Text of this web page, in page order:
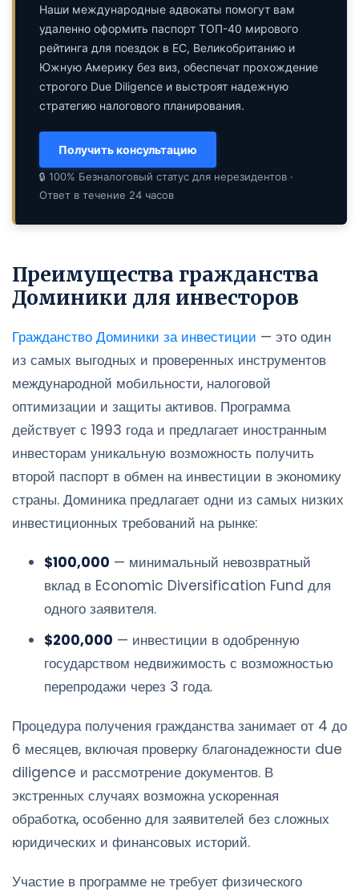
Наши международные адвокаты помогут вам
удаленно оформить паспорт ТОП-40 мирового
рейтинга для поездок в ЕС, Великобританию и
Южную Америку без виз, обеспечат прохождение
строгого Due Diligence и выстроят надежную
стратегию налогового планирования.
Получить консультацию
🔒 100% Безналоговый статус для нерезидентов ·
Ответ в течение 24 часов
Преимущества гражданства
Доминики для инвесторов
Гражданство Доминики за инвестиции — это один
из самых выгодных и проверенных инструментов
международной мобильности, налоговой
оптимизации и защиты активов. Программа
действует с 1993 года и предлагает иностранным
инвесторам уникальную возможность получить
второй паспорт в обмен на инвестиции в экономику
страны. Доминика предлагает одни из самых низких
инвестиционных требований на рынке:
$100,000 — минимальный невозвратный
вклад в Economic Diversification Fund для
одного заявителя.
$200,000 — инвестиции в одобренную
государством недвижимость с возможностью
перепродажи через 3 года.
Процедура получения гражданства занимает от 4 до
6 месяцев, включая проверку благонадежности due
diligence и рассмотрение документов. В
экстренных случаях возможна ускоренная
обработка, особенно для заявителей без сложных
юридических и финансовых историй.
Участие в программе не требует физического